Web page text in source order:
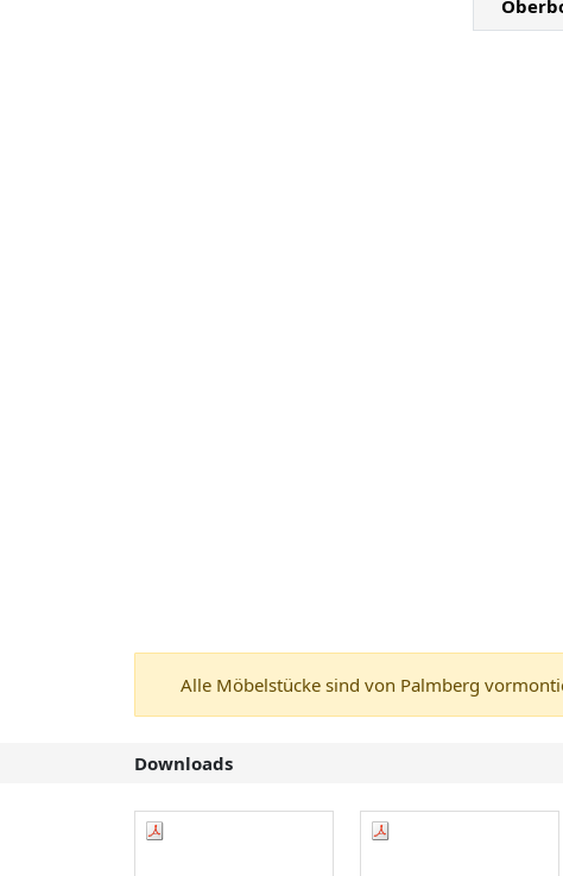
Alle Möbelstücke sind von Palmberg
Downloads